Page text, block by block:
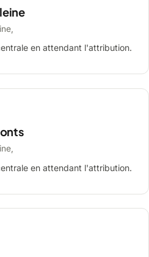
en attendant l'attribution.
en attendant l'attribution.